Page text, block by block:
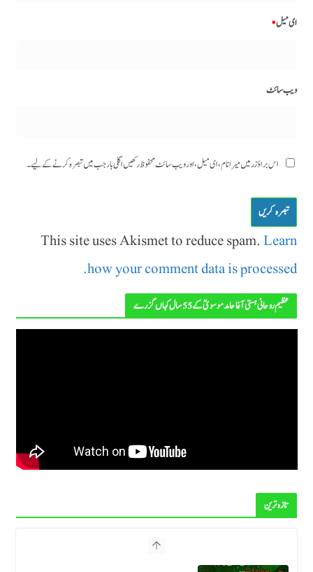
ای میل*
ویب‌ سائٹ
اس براؤزر میں میرا نام، ای میل، اور ویب سائٹ محفوظ رکھیں اگلی بار جب میں تبصرہ کرنے کےلیے۔
This site uses Akismet to reduce spam.Learn
how your comment data is processed.
عظیم روحانی ہستی آغا حامد موسویؒ کے 55 سال کہاں گزرے
تازہ ترین